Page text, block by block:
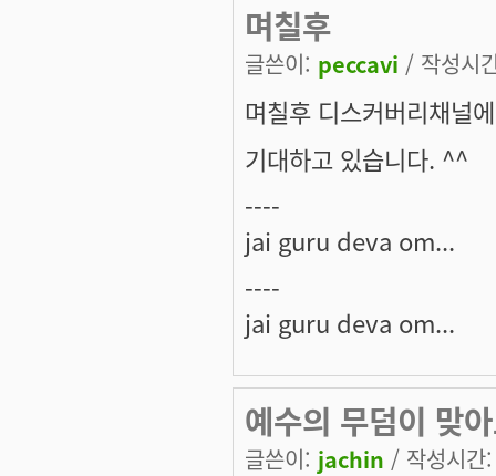
며칠후
글쓴이: peccavi / 작성시
며칠후 디스커버리채널
기대하고 있습니다. ^^
----
jai guru deva om...
----
jai guru deva om...
예수의 무덤이 맞
글쓴이: jachin / 작성시